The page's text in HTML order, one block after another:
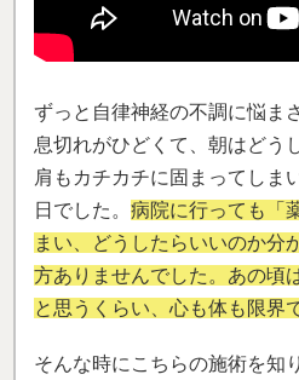
ずっと自律神経の不調に悩ま
息切れがひどくて、朝はどう
肩もカチカチに固まってしま
日でした。 病院に行っても「
まい、どうしたらいいのか分
方ありませんでした。あの頃
と思うくらい、心も体も限界
そんな時にこちらの施術を知